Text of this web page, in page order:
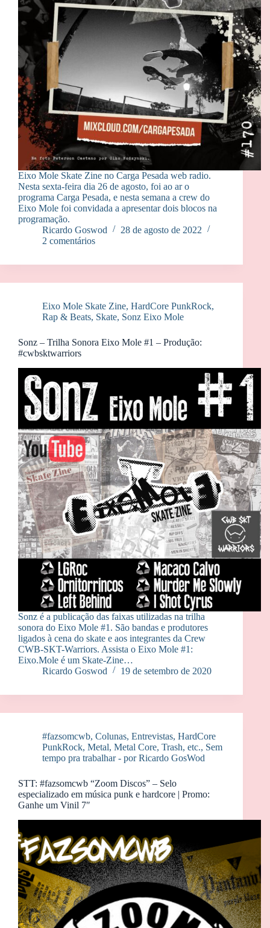
Eixo Mole Skate Zine no Carga Pesada web radio.
Nesta sexta-feira dia 26 de agosto, foi ao ar o
programa Carga Pesada, e nesta semana a crew do
Eixo Mole foi convidada a apresentar dois blocos na
programação.
Ricardo Goswod
28 de agosto de 2022
2 comentários
Eixo Mole Skate Zine, HardCore PunkRock,
Rap & Beats, Skate, Sonz Eixo Mole
Sonz – Trilha Sonora Eixo Mole #1 – Produção:
#cwbsktwarriors
Sonz é a publicação das faixas utilizadas na trilha
sonora do Eixo Mole #1. São bandas e produtores
ligados à cena do skate e aos integrantes da Crew
CWB-SKT-Warriors. Assista o Eixo Mole #1:
Eixo.Mole é um Skate-Zine…
Ricardo Goswod
19 de setembro de 2020
#fazsomcwb, Colunas, Entrevistas, HardCore
PunkRock, Metal, Metal Core, Trash, etc., Sem
tempo pra trabalhar - por Ricardo GosWod
STT: #fazsomcwb “Zoom Discos” – Selo
especializado em música punk e hardcore | Promo:
Ganhe um Vinil 7″